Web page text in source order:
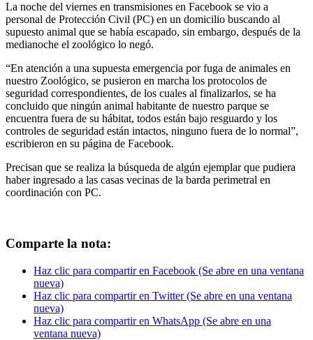
La noche del viernes en transmisiones en Facebook se vio a
personal de Protección Civil (PC) en un domicilio buscando al
supuesto animal que se había escapado, sin embargo, después de la
medianoche el zoológico lo negó.
“En atención a una supuesta emergencia por fuga de animales en
nuestro Zoológico, se pusieron en marcha los protocolos de
seguridad correspondientes, de los cuales al finalizarlos, se ha
concluido que ningún animal habitante de nuestro parque se
encuentra fuera de su hábitat, todos están bajo resguardo y los
controles de seguridad están intactos, ninguno fuera de lo normal”,
escribieron en su página de Facebook.
Precisan que se realiza la búsqueda de algún ejemplar que pudiera
haber ingresado a las casas vecinas de la barda perimetral en
coordinación con PC.
Comparte la nota:
Haz clic para compartir en Facebook (Se abre en una ventana
nueva)
Haz clic para compartir en Twitter (Se abre en una ventana
nueva)
Haz clic para compartir en WhatsApp (Se abre en una
ventana nueva)